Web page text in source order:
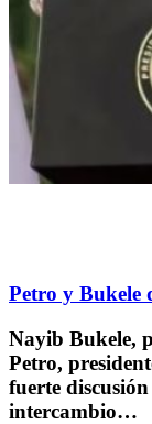
Petro y Bukele
Nayib Bukele,
Petro,
fuerte
intercambio…